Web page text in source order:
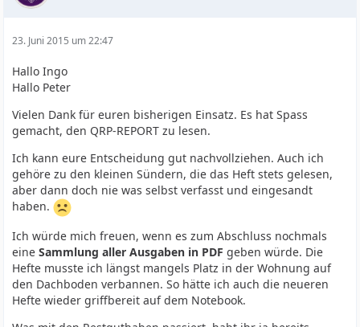
23. Juni 2015 um 22:47
Hallo Ingo
Hallo Peter
Vielen Dank für euren bisherigen Einsatz. Es hat Spass
gemacht, den QRP-REPORT zu lesen.
Ich kann eure Entscheidung gut nachvollziehen. Auch ich
gehöre zu den kleinen Sündern, die das Heft stets gelesen,
aber dann doch nie was selbst verfasst und eingesandt
haben.
Ich würde mich freuen, wenn es zum Abschluss nochmals
eineSammlung aller Ausgaben in PDF geben würde. Die
Hefte musste ich längst mangels Platz in der Wohnung auf
den Dachboden verbannen. So hätte ich auch die neueren
Hefte wieder griffbereit auf dem Notebook.